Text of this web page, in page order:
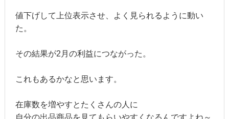
値下げして上位表示させ、よく見られるように動い
た。
その結果が2月の利益につながった。
これもあるかなと思います。
在庫数を増やすとたくさんの人に
自分の出品商品を見てもらいやすくなるんですよね～